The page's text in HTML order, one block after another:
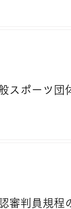
スポーツ団
審判員規程